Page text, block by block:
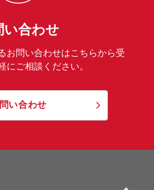
い合わせ
お問い合わせはこちらから受
にご相談ください。
い合わせ